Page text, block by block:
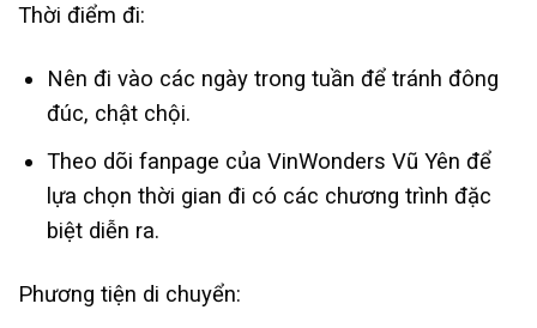
Thời điểm đi:
Nên đi vào các ngày trong tuần để tránh đông
đúc, chật chội.
Theo dõi fanpage của VinWonders Vũ Yên để
lựa chọn thời gian đi có các chương trình đặc
biệt diễn ra.
Phương tiện di chuyển: